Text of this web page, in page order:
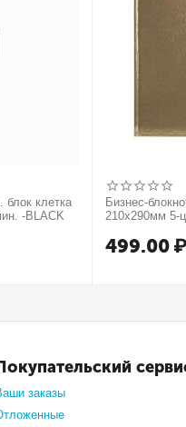
блок клетка
-BLACK
Бизнес-
210х290мм 5-
МЕТАЛЛИК
499.00
заказы